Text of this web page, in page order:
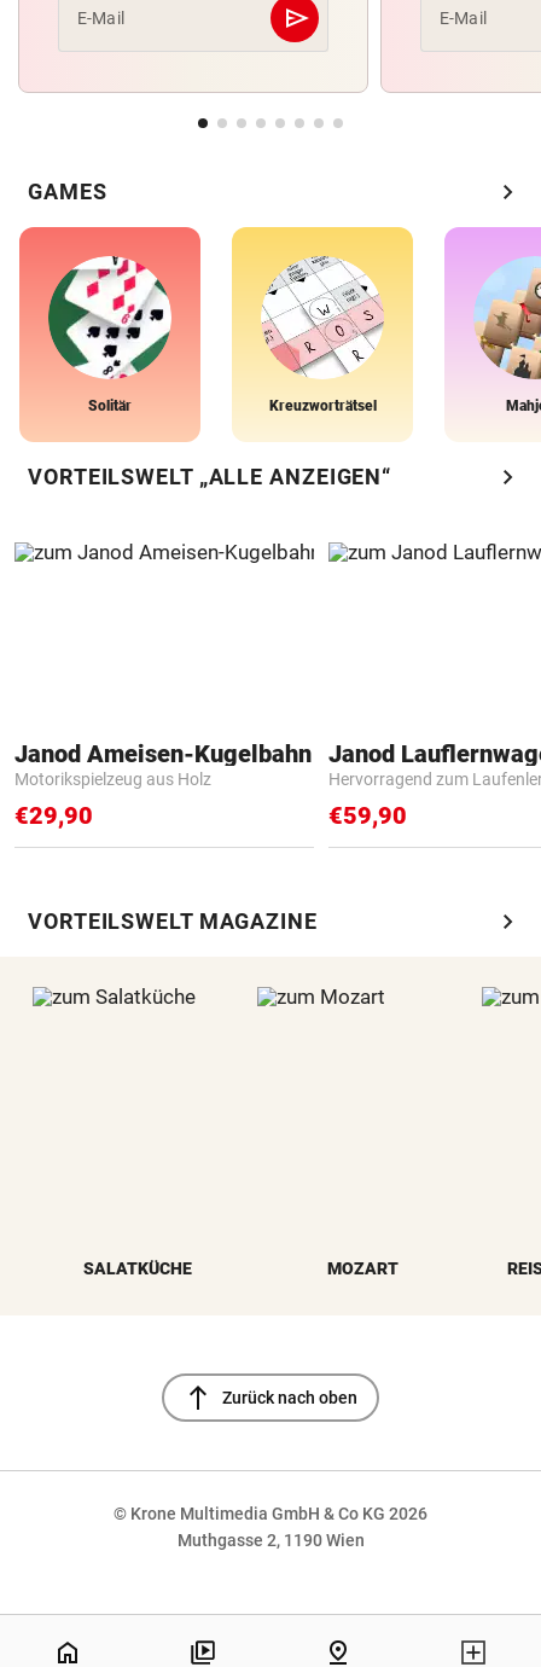
E-Mail send
Abschicken E-Mail
GAMES chevron_right
Solitär Kreuzworträtsel
VORTEILSWELT „ALLE ANZEIGEN“ chevron_right
Janod Ameisen-Kugelbahn
Motorikspielzeug aus Holz
€29,90
Janod
Hervorragend zum
€59,90
VORTEILSWELT MAGAZINE chevron_right
SALATKÜCHE MOZART
north Zurück nach oben
© Krone Multimedia GmbH & Co KG 2026
Muthgasse 2, 1190 Wien
home pin_drop
NaN%